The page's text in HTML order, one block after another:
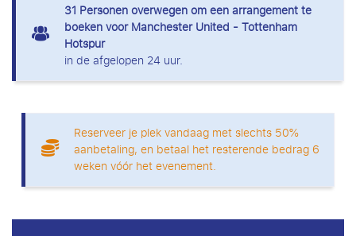
31 Personen overwegen om een arrangement te
boeken voor Manchester United - Tottenham
Hotspur
in de afgelopen 24 uur.
Reserveer je plek vandaag met slechts 50%
aanbetaling, en betaal het resterende bedrag 6
weken vóór het evenement.